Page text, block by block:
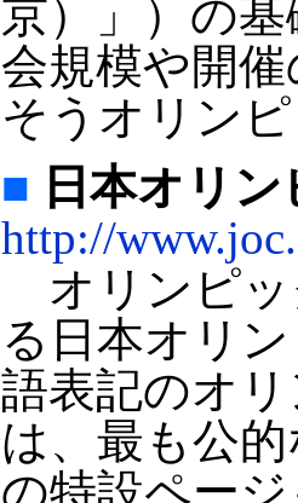
京）」）の
会規模や開
そうオリン
■ 日本オリ
http://
オリンピッ
る日本オリ
語表記のオ
は、最も公
の特設ペー